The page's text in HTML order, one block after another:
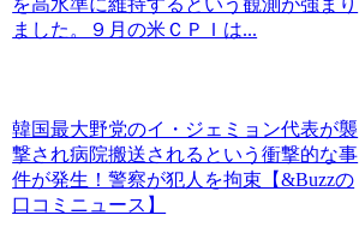
ました。９月の米ＣＰＩは...
韓国最大野党のイ・ジェミョン代表が襲
撃され病院搬送されるという衝撃的な事
件が発生！警察が犯人を拘束【&Buzzの
口コミニュース】